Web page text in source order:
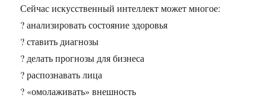
Сейчас искусственный интеллект может многое:
? анализировать состояние здоровья
? ставить диагнозы
? делать прогнозы для бизнеса
? распознавать лица
? «омолаживать» внешность